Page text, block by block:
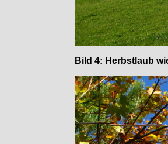
Bild 4: Herbstlaub